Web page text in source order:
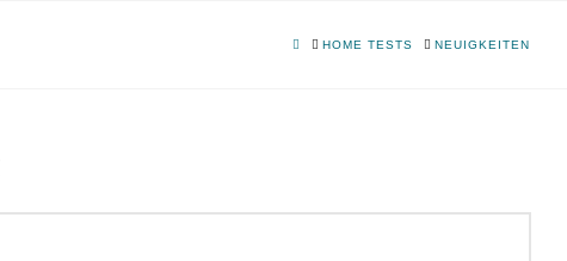
HOMEHOME TESTS NEUIGKEITEN